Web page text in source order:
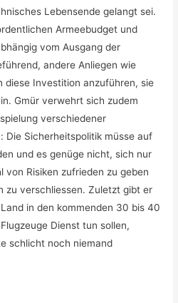
Lebensende gelangt sei.
Armeebudget und
vom Ausgang der
andere Anliegen wie
diese Investition anzuführen, sie
Gmür verwehrt sich zudem
verschiedener
Die Sicherheitspolitik müsse auf
und es genüge nicht, sich nur
von Risiken zufrieden zu geben
zu verschliessen. Zuletzt gibt er
in den kommenden 30 bis 40
Dienst tun sollen,
schlicht noch niemand